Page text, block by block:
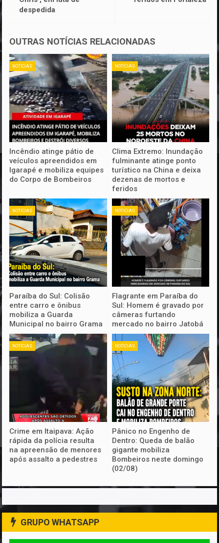
despedida
OUTRAS NOTÍCIAS RELACIONADAS
NOTICIAS
Incêndio atinge pátio de
veículos apreendidos em
Igarapé e mobiliza equipes
do Corpo de Bombeiros
NOTICIAS
Clima Extremo: Inundação
fulminante atinge ponto
turístico na China e deixa
dezenas de mortos e
feridos
NOTICIAS
Paraíba do Sul: Colisão
entre carro e ônibus
mobiliza a Guarda
Municipal no bairro Grama
NOTICIAS
Flagrante em Paraíba do
Sul: Homem é gravado por
câmeras furtando
mercado no bairro Jatobá
NOTICIAS
Crime em Itaipava: Ação
rápida da polícia resulta
na apreensão de menores
após assalto a pedestres
NOTICIAS
Pânico no Engenho de
Dentro: Queda de balão
gigante mobiliza
Bombeiros neste domingo
(02/08)
GRUPO WHATSAPP